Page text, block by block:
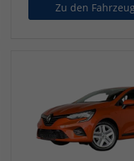
Zu den